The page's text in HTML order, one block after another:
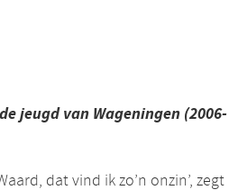
jeugd van Wageningen (2006-
dat vind ik zo’n onzin’, zegt